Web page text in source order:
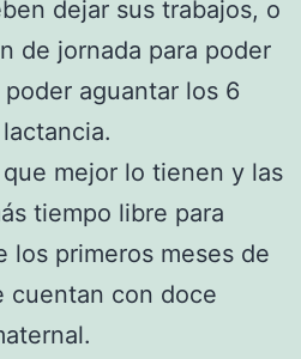
dejar sus trabajos, o
de jornada para poder
aguantar los 6
mejor lo tienen y las
tiempo libre para
los primeros meses de
cuentan con doce